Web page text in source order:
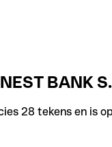
BANK
28 tekens en is